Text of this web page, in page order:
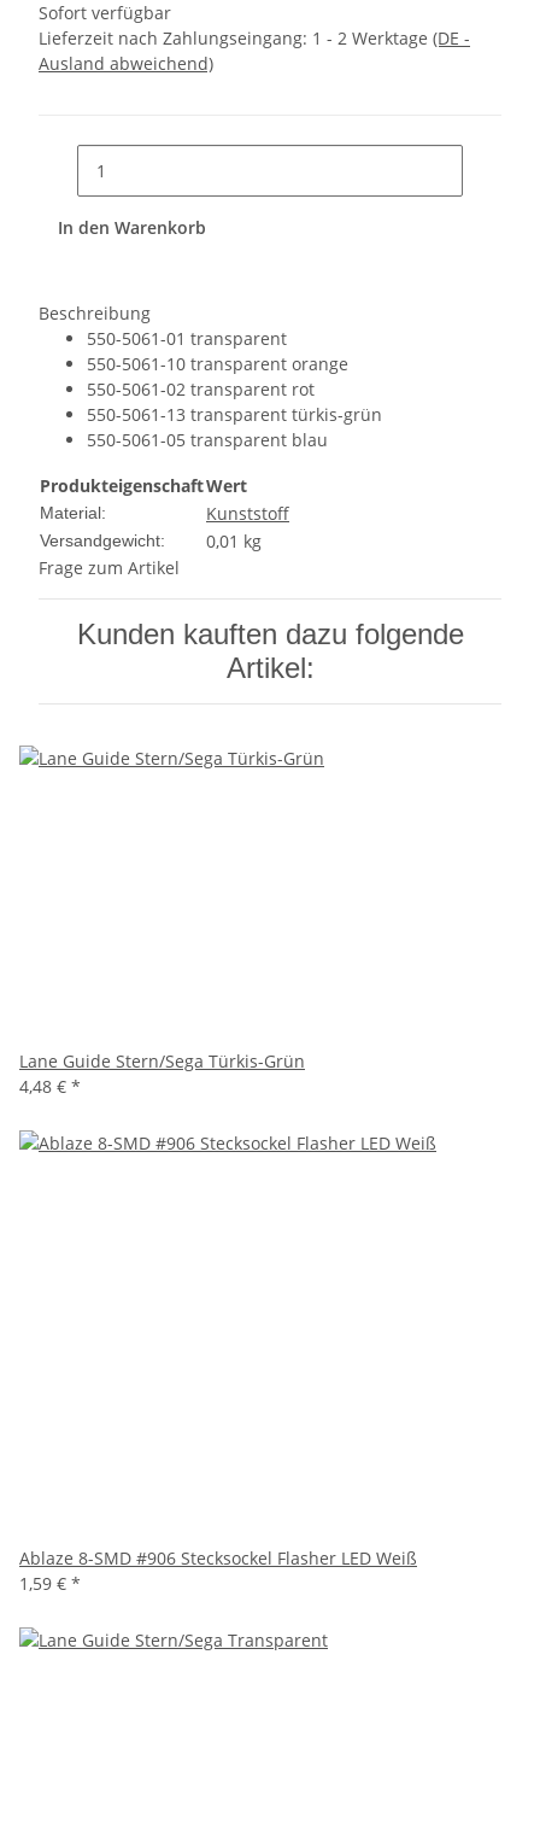
Sofort verfügbar
Lieferzeit nach Zahlungseingang: 1 - 2 Werktage (DE -
Ausland abweichend)
In den Warenkorb
Beschreibung
550-5061-01 transparent
550-5061-10 transparent orange
550-5061-02 transparent rot
550-5061-13 transparent türkis-grün
550-5061-05 transparent blau
ProdukteigenschaftWert
Material: Kunststoff
Versandgewicht:
0,01 kg
Frage zum Artikel
Kunden kauften dazu folgende
Artikel:
Lane Guide Stern/Sega Türkis-Grün
4,48 € *
Ablaze 8-SMD #906 Stecksockel Flasher LED Weiß
1,59 € *